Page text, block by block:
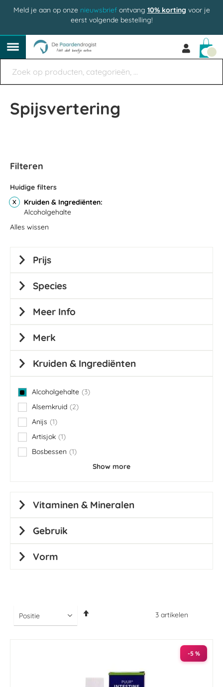
Meld je aan op onze nieuwsbriefontvang 10% korting voor je
eerst volgende bestelling!
Spijsvertering
3 artikelen
-5 %
Filteren
Huidige filters
Kruiden & Ingrediënten
Alcoholgehalte
Alles wissen
Prijs
Species
Meer Info
Merk
Kruiden & Ingrediënten
Alcoholgehalte 3
items
Alsemkruid
2
items
Anijs
1
item
Artisjok 1
item
Bosbessen
1
item
Show more
Vitaminen & Mineralen
Gebruik
Vorm